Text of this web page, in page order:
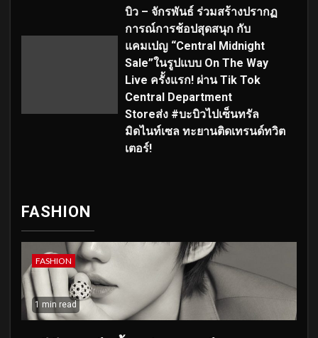
บิว – จักรพันธ์ ร่วมสร้างปรากฏ
การณ์การช้อปสุดสนุก กับ
แคมเปญ “Central Midnight
Sale”ในรูปแบบ On The Way
Live ครั้งแรก! ผ่าน Tik Tok
Central Department
Storeส่ง #บะบิวไปเซ็นทรัล
มิดไนท์เซล ทะยานติดเทรนด์ทวิต
เตอร์!
FASHION
FASHION
1 min read